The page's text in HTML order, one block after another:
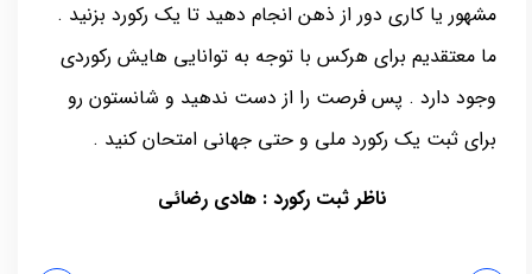
مشهور یا کاری دور از ذهن انجام دهید تا یک رکورد بزنید .
ما معتقدیم برای هرکس با توجه به توانایی هایش رکوردی
وجود دارد . پس فرصت را از دست ندهید و شانستون رو
برای ثبت یک رکورد ملی و حتی جهانی امتحان کنید .
ناظر ثبت رکورد : هادی رضائی